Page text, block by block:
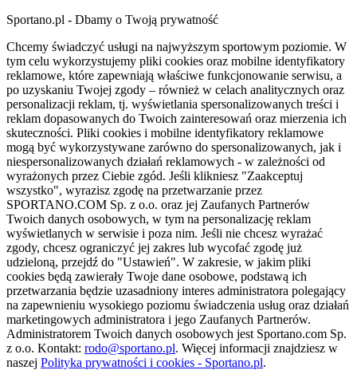
Sportano.pl - Dbamy o Twoją prywatność
Chcemy świadczyć usługi na najwyższym sportowym poziomie. W
tym celu wykorzystujemy pliki cookies oraz mobilne identyfikatory
reklamowe, które zapewniają właściwe funkcjonowanie serwisu, a
po uzyskaniu Twojej zgody – również w celach analitycznych oraz
personalizacji reklam, tj. wyświetlania spersonalizowanych treści i
reklam dopasowanych do Twoich zainteresowań oraz mierzenia ich
skuteczności. Pliki cookies i mobilne identyfikatory reklamowe
mogą być wykorzystywane zarówno do spersonalizowanych, jak i
niespersonalizowanych działań reklamowych - w zależności od
wyrażonych przez Ciebie zgód. Jeśli klikniesz "Zaakceptuj
wszystko", wyrazisz zgodę na przetwarzanie przez
SPORTANO.COM Sp. z o.o. oraz jej Zaufanych Partnerów
Twoich danych osobowych, w tym na personalizację reklam
wyświetlanych w serwisie i poza nim. Jeśli nie chcesz wyrażać
zgody, chcesz ograniczyć jej zakres lub wycofać zgodę już
udzieloną, przejdź do "Ustawień". W zakresie, w jakim pliki
cookies będą zawierały Twoje dane osobowe, podstawą ich
przetwarzania będzie uzasadniony interes administratora polegający
na zapewnieniu wysokiego poziomu świadczenia usług oraz działań
marketingowych administratora i jego Zaufanych Partnerów.
Administratorem Twoich danych osobowych jest Sportano.com Sp.
z o.o. Kontakt: rodo@sportano.pl. Więcej informacji znajdziesz w
naszej Polityka prywatności i cookies - Sportano.pl.